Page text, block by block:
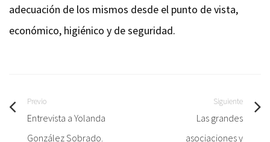
adecuación de los mismos desde el punto de vista,
económico, higiénico y de seguridad.
Previo
Entrevista a Yolanda
González Sobrado.
Siguiente
Las grandes
asociaciones y